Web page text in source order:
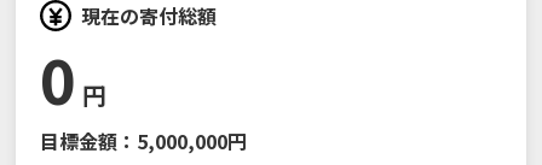
現在の寄付総額
0 円
目標金額： 5,000,000円